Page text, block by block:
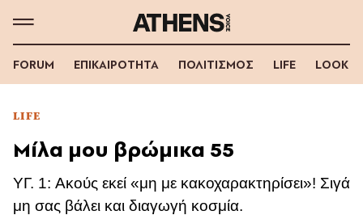
FORUM ΕΠΙΚΑΙΡΟΤΗΤΑ ΠΟΛΙΤΙΣΜΟΣ LIFE LOOK
LIFE
Μίλα μου βρώμικα 55
YΓ. 1: Aκούς εκεί «μη με κακοχαρακτηρίσει»! Σιγά
μη σας βάλει και διαγωγή κοσμία.